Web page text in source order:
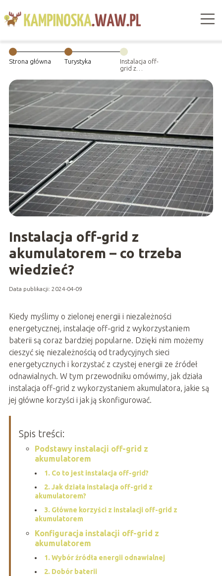
Strona główna Turystyka
Instalacja off-
grid z
co trzeba
wiedzieć?
Instalacja off-grid z
akumulatorem – co trzeba
wiedzieć?
Data publikacji: 2024-04-09
Kiedy myślimy o zielonej energii i niezależności
energetycznej, instalacje off-grid z wykorzystaniem
baterii są coraz bardziej popularne. Dzięki nim możemy
cieszyć się niezależnością od tradycyjnych sieci
energetycznych i korzystać z czystej energii ze źródeł
odnawialnych. W tym przewodniku omówimy, jak działa
instalacja off-grid z wykorzystaniem akumulatora, jakie są
jej główne korzyści i jak ją skonfigurować.
Spis treści:
Podstawy instalacji off-grid z
akumulatorem
1. Co to jest instalacja off-grid?
2. Jak działa instalacja off-grid z
akumulatorem?
3. Główne korzyści z instalacji off-grid z
akumulatorem
Konfiguracja instalacji off-grid z
akumulatorem
1. Wybór źródła energii odnawialnej
2. Dobór baterii